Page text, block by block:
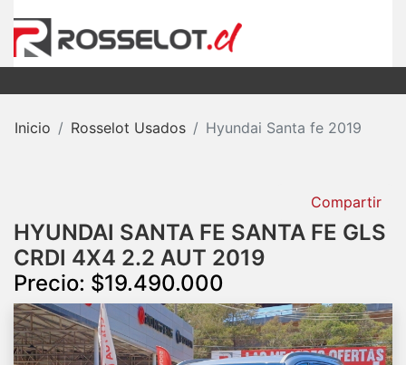
Inicio Rosselot Usados Hyundai Santa fe 2019
Compartir
HYUNDAI SANTA FE SANTA FE GLS
CRDI 4X4 2.2 AUT 2019
Precio: $19.490.000